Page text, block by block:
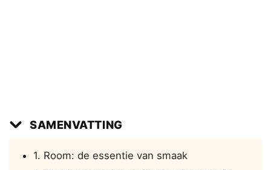
SAMENVATTING
1. Room: de essentie van smaak